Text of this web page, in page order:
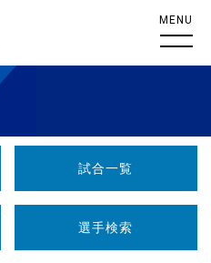
MENU
試合一覧
選手検索